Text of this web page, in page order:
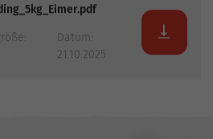
Datum:
21.10.2025